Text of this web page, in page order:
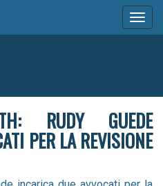
RUDY GUEDE
PER LA REVISIONE